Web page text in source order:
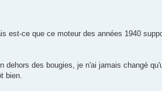
est-ce que ce moteur des années 1940
des bougies, je n'ai jamais changé
bien.